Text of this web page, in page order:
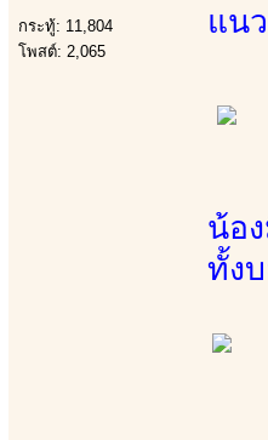
กระทู้: 11,804
โพสต์: 2,065
แน
น้อ
ทั้ง